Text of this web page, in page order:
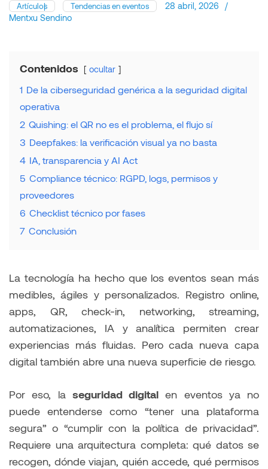
Artículos Tendencias en eventos 28 abril, 2026
/
Mentxu Sendino
Contenidos ocultar
1 De la ciberseguridad genérica a la seguridad digital
operativa
2 Quishing: el QR no es el problema, el flujo sí
3 Deepfakes: la verificación visual ya no basta
4 IA, transparencia y AI Act
5 Compliance técnico: RGPD, logs, permisos y
proveedores
6 Checklist técnico por fases
7 Conclusión
La tecnología ha hecho que los eventos sean más
medibles, ágiles y personalizados. Registro online,
apps, QR, check-in, networking, streaming,
automatizaciones, IA y analítica permiten crear
experiencias más fluidas. Pero cada nueva capa
digital también abre una nueva superficie de riesgo.
Por eso, la seguridad digital en eventos ya no
puede entenderse como “tener una plataforma
segura” o “cumplir con la política de privacidad”.
Requiere una arquitectura completa: qué datos se
recogen, dónde viajan, quién accede, qué permisos